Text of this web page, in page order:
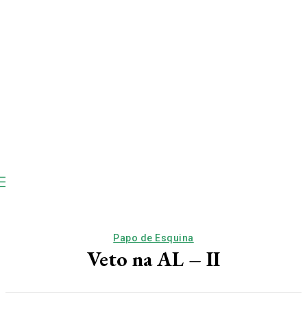
Papo de Esquina
Veto na AL – II